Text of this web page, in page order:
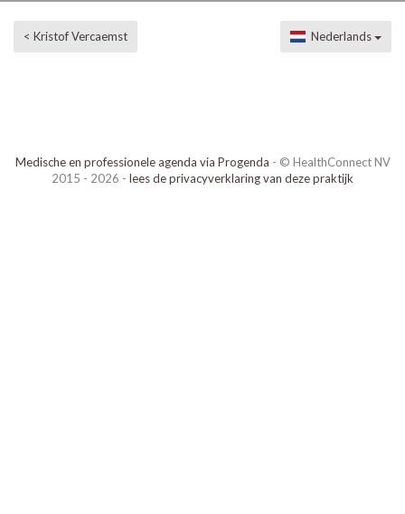
< Kristof Vercaemst Nederlands
Medische en professionele agenda via Progenda - © HealthConnect NV
2015 - 2026 - lees de privacyverklaring van deze praktijk